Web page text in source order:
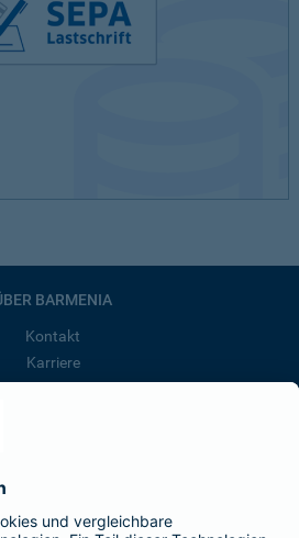
BARMENIA
Kontakt
Karriere
Teil der BarmeniaGothaer